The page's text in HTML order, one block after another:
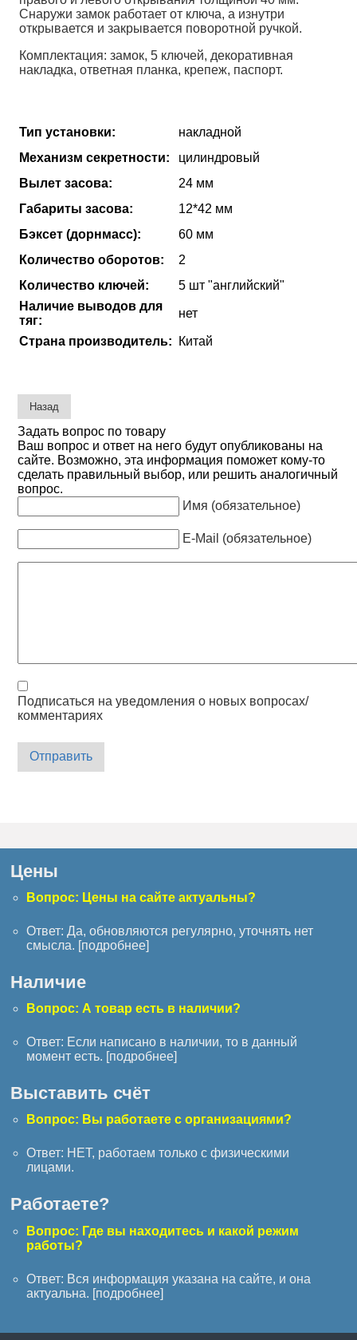
Снаружи замок работает от ключа, а изнутри
открывается и закрывается поворотной ручкой.
Комплектация: замок, 5 ключей, декоративная
накладка, ответная планка, крепеж, паспорт.
Тип установки:
накладной
Механизм секретности:
цилиндровый
Вылет засова:
24 мм
Габариты засова:
12*42 мм
Бэксет (дорнмасс):
60 мм
Количество оборотов:
2
Количество ключей:
5 шт "английский"
Наличие выводов для
тяг:
нет
Страна производитель: Китай
Задать вопрос по товару
Ваш вопрос и ответ на него будут опубликованы на
сайте. Возможно, эта информация поможет кому-то
сделать правильный выбор, или решить аналогичный
вопрос.
Имя (обязательное)
E-Mail (обязательное)
Подписаться на уведомления о новых вопросах/
комментариях
Отправить
Цены
Вопрос: Цены на сайте актуальны?
Ответ: Да, обновляются регулярно, уточнять нет
смысла. [подробнее]
Наличие
Вопрос: А товар есть в наличии?
Ответ: Если написано в наличии, то в данный
момент есть. [подробнее]
Выставить счёт
Вопрос: Вы работаете с организациями?
Ответ: НЕТ, работаем только с физическими
лицами.
Работаете?
Вопрос: Где вы находитесь и какой режим
работы?
Ответ: Вся информация указана на сайте, и она
актуальна. [подробнее]